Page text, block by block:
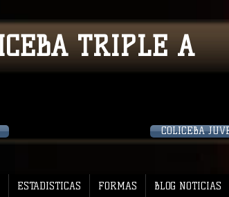
TRIPLE A
COLICEBA
ESTADISTICAS FORMAS BLOG NOTICIAS